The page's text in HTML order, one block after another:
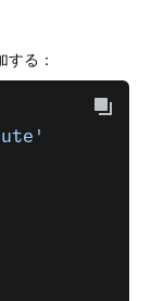
する：